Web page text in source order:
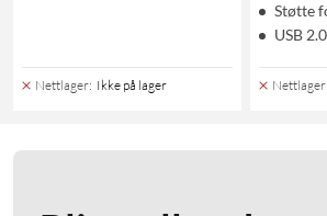
Nettlager: Ikke på lager
Støtte
USB
Nettlager